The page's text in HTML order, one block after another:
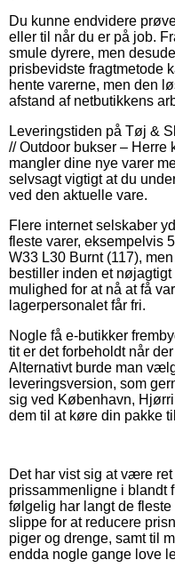
Du kunne endvidere
eller til når du er på job.
smule dyrere, men
prisbevidste fragtmetode
hente varerne, men den
afstand af netbutikkens
Leveringstiden på Tøj &
// Outdoor bukser –
mangler dine nye varer
selvsagt vigtigt at du
ved den aktuelle vare.
Flere internet selskaber
fleste varer, eksempelvis
W33 L30 Burnt (117),
bestiller inden et
mulighed for at nå at få
lagerpersonalet får fri.
Nogle få e-butikker
tit er det forbeholdt når
Alternativt burde man
leveringsversion, som
sig ved København,
dem til at køre din pakke
Det har vist sig at være
prissammenligne i blandt
følgelig har langt de
slippe for at reducere
piger og drenge, samt til
endda nogle gange love